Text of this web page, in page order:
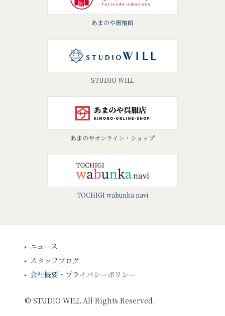
あまのや振袖館
STUDIO WILL
あまのやオンライン・ショップ
TOCHIGI wabunka navi
ニュース
スタッフブログ
会社概要・プライバシーポリシー
©STUDIO WILL All Rights Reserved.